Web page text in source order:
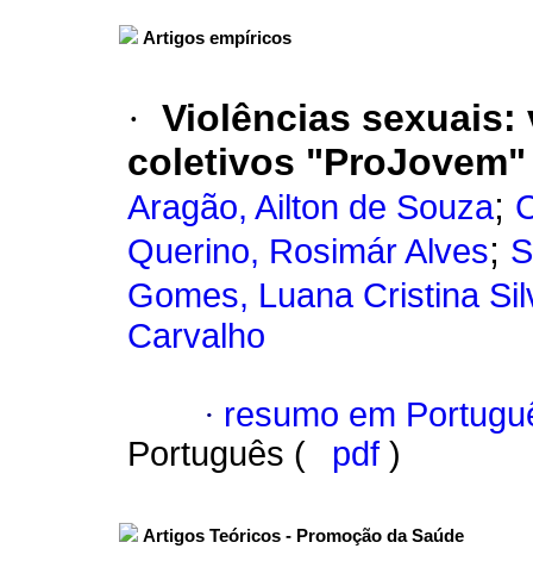
Artigos empíricos
· Violências sexuais:
coletivos "ProJovem"
Aragão, Ailton de Souza;
Querino, Rosimár Alves;
Gomes, Luana Cristina
Carvalho
· resumo em
Português (
pdf )
Artigos Teóricos - Promoção da Saúde